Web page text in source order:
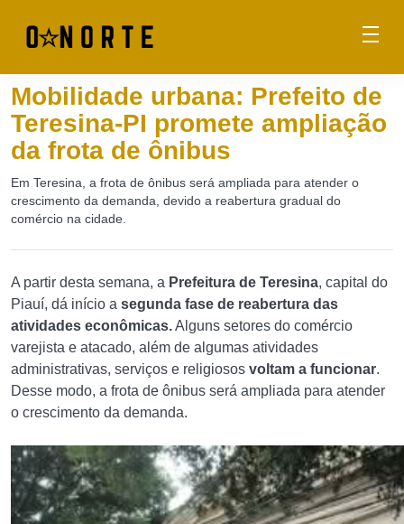
Mobilidade urbana: Prefeito de
Teresina-PI promete ampliação
da frota de ônibus
Em Teresina, a frota de ônibus será ampliada para atender o
crescimento da demanda, devido a reabertura gradual do
comércio na cidade.
A partir desta semana, a Prefeitura de Teresina, capital do
Piauí, dá início a segunda fase de reabertura das
atividades econômicas.Alguns setores do comércio
varejista e atacado, além de algumas atividades
administrativas, serviços e religiosos voltam a funcionar.
Desse modo, a frota de ônibus será ampliada para atender
o crescimento da demanda.